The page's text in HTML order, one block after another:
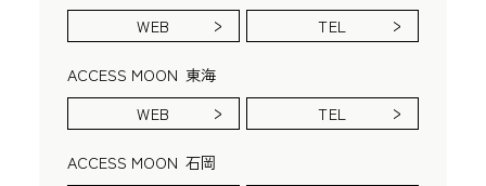
WEB
TEL
ACCESS MOON 東海
WEB
TEL
ACCESS MOON 石岡